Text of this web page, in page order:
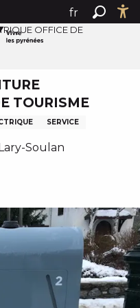
: PASSER EN MODE
ACTUELLE ÉTÉ :
fr
OFFICE DE
TOURISME
SERVICE
Soulan